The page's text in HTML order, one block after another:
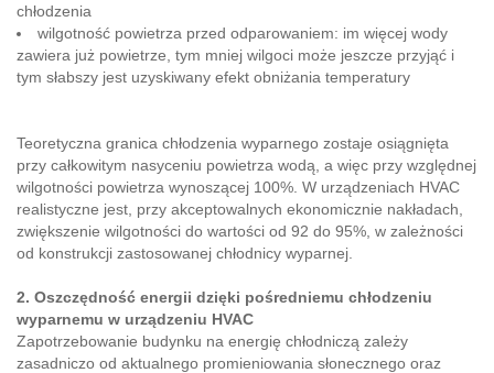
chłodzenia
wilgotność powietrza przed odparowaniem: im więcej wody
zawiera już powietrze, tym mniej wilgoci może jeszcze przyjąć i
tym słabszy jest uzyskiwany efekt obniżania temperatury
Teoretyczna granica chłodzenia wyparnego zostaje osiągnięta
przy całkowitym nasyceniu powietrza wodą, a więc przy względnej
wilgotności powietrza wynoszącej 100%. W urządzeniach HVAC
realistyczne jest, przy akceptowalnych ekonomicznie nakładach,
zwiększenie wilgotności do wartości od 92 do 95%, w zależności
od konstrukcji zastosowanej chłodnicy wyparnej.
2. Oszczędność energii dzięki pośredniemu chłodzeniu
wyparnemu w urządzeniu HVAC
Zapotrzebowanie budynku na energię chłodniczą zależy
zasadniczo od aktualnego promieniowania słonecznego oraz